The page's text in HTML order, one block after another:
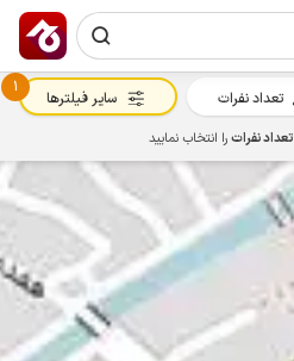
تعداد نفرات
1
سایر فیلترها
تعداد نفراترا انتخاب نمایید